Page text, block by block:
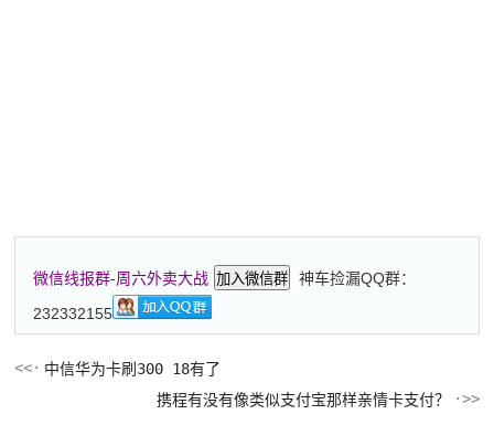
微信线报群-周六外卖大战 加入微信群
神车捡漏QQ群：
232332155
中信华为卡刷300 18有了
携程有没有像类似支付宝那样亲情卡支付？